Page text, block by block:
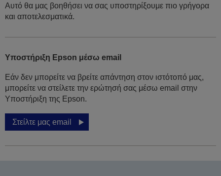
Αυτό θα μας βοηθήσει να σας υποστηρίξουμε πιο γρήγορα
και αποτελεσματικά.
Υποστήριξη Epson μέσω email
Εάν δεν μπορείτε να βρείτε απάντηση στον ιστότοπό μας,
μπορείτε να στείλετε την ερώτησή σας μέσω email στην
Υποστήριξη της Epson.
Στείλτε μας email